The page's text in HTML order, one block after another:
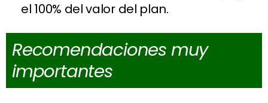
el 100% del valor del plan.
Recomendaciones muy
importantes